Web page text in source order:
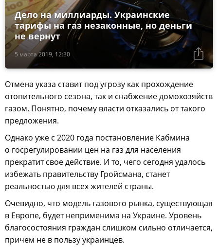
5 марта 2019, 12:30
Дело на миллиарды. Украинские
тарифы на газ незаконные, но деньги
не вернут
Отмена указа ставит под угрозу как прохождение
отопительного сезона, так и снабжение домохозяйств
газом. Понятно, почему власти отказались от такого
предложения.
Однако уже с 2020 года постановление Кабмина
о госрегулировании цен на газ для населения
прекратит свое действие. И то, чего сегодня удалось
избежать правительству Гройсмана, станет
реальностью для всех жителей страны.
Очевидно, что модель газового рынка, существующая
в Европе, будет неприменима на Украине. Уровень
благосостояния граждан слишком сильно отличается,
причем не в пользу украинцев.